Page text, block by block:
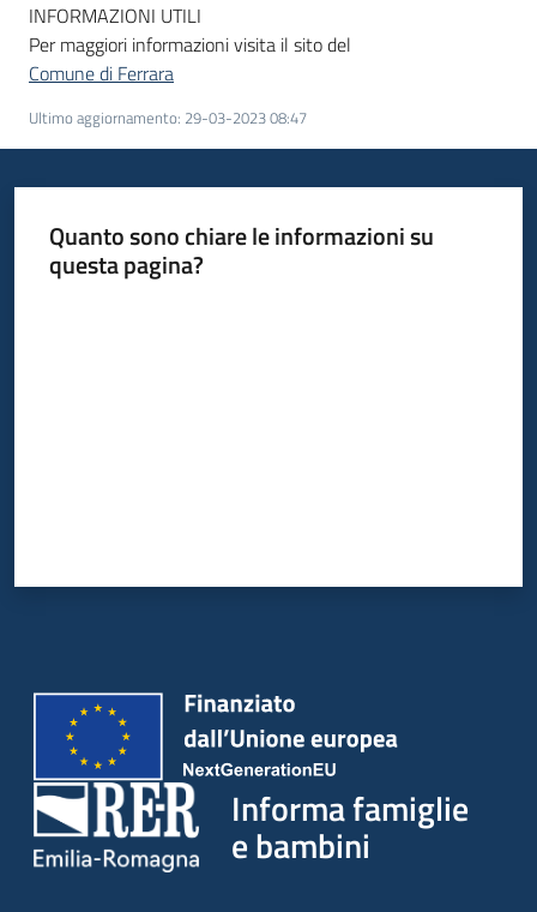
INFORMAZIONI UTILI
Per maggiori informazioni visita il sito del
Comune di Ferrara
Ultimo aggiornamento: 29-03-2023 08:47
Quanto sono chiare le informazioni su
questa pagina?
Informa famiglie
e bambini